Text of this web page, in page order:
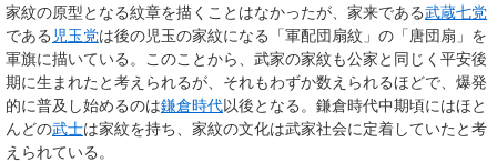
家紋の原型となる紋章を描くことはなかったが、家来である武蔵七党
である 児玉党は後の児玉の家紋になる「軍配団扇紋」の「唐団扇」を
軍旗に描いている 。このことから、武家の家紋も公家と同じく平安後
期に生まれたと考えられるが、それもわずか数えられるほどで、爆発
的に普及し始めるのは鎌倉時代以後となる。鎌倉時代中期頃にはほと
んどの武士は家紋を持ち、家紋の文化は武家社会に定着していたと考
えられている。